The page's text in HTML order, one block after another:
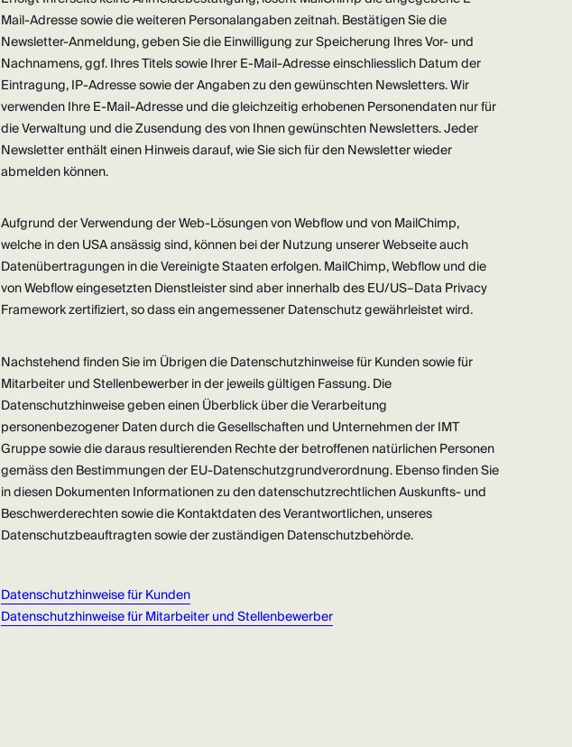
Mail-Adresse sowie die weiteren Personalangaben zeitnah. Bestätigen Sie die
Newsletter-Anmeldung, geben Sie die Einwilligung zur Speicherung Ihres Vor- und
Nachnamens, ggf. Ihres Titels sowie Ihrer E-Mail-Adresse einschliesslich Datum der
Eintragung, IP-Adresse sowie der Angaben zu den gewünschten Newsletters. Wir
verwenden Ihre E-Mail-Adresse und die gleichzeitig erhobenen Personendaten nur für
die Verwaltung und die Zusendung des von Ihnen gewünschten Newsletters. Jeder
Newsletter enthält einen Hinweis darauf, wie Sie sich für den Newsletter wieder
abmelden können.
Aufgrund der Verwendung der Web-Lösungen von Webflow und von MailChimp,
welche in den USA ansässig sind, können bei der Nutzung unserer Webseite auch
Datenübertragungen in die Vereinigte Staaten erfolgen. MailChimp, Webflow und die
von Webflow eingesetzten Dienstleister sind aber innerhalb des EU/US–Data Privacy
Framework zertifiziert, so dass ein angemessener Datenschutz gewährleistet wird.
Nachstehend finden Sie im Übrigen die Datenschutzhinweise für Kunden sowie für
Mitarbeiter und Stellenbewerber in der jeweils gültigen Fassung. Die
Datenschutzhinweise geben einen Überblick über die Verarbeitung
personenbezogener Daten durch die Gesellschaften und Unternehmen der IMT
Gruppe sowie die daraus resultierenden Rechte der betroffenen natürlichen Personen
gemäss den Bestimmungen der EU-Datenschutzgrundverordnung. Ebenso finden Sie
in diesen Dokumenten Informationen zu den datenschutzrechtlichen Auskunfts- und
Beschwerderechten sowie die Kontaktdaten des Verantwortlichen, unseres
Datenschutzbeauftragten sowie der zuständigen Datenschutzbehörde.
Datenschutzhinweise für Kunden
Datenschutzhinweise für Mitarbeiter und Stellenbewerber